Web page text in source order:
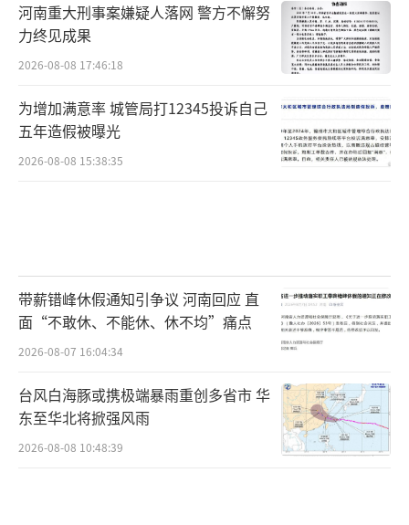
河南重大刑事案嫌疑人落网 警方不懈努
力终见成果
2026-08-08 17:46:18
为增加满意率 城管局打12345投诉自己
五年造假被曝光
2026-08-08 15:38:35
带薪错峰休假通知引争议 河南回应 直
面“不敢休、不能休、休不均”痛点
2026-08-07 16:04:34
台风白海豚或携极端暴雨重创多省市 华
东至华北将掀强风雨
2026-08-08 10:48:39